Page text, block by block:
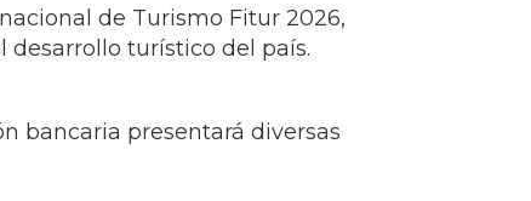
de Turismo Fitur 2026,
turístico del país.
bancaria presentará diversas